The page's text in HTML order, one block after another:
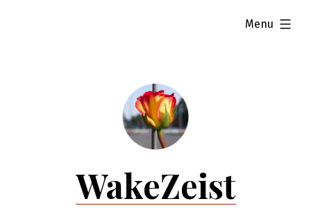
WakeZeist
Menu
uitgevouwen